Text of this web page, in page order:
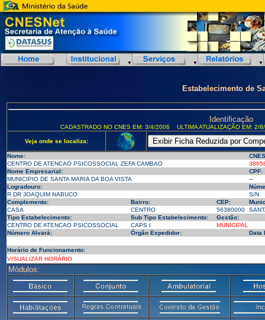
Estabelecimento de
Identificação
CADASTRADO NO CNES EM: 3/4/2006 ULTIMA ATUALIZAÇÃO EM:
Veja onde se localiza:
Nome:
CENTRO DE ATENCAO PSICOSSOCIAL ZEFA CAMBAO
Nome Empresarial:
CPF:
MUNICIPIO DE SANTA MARIA DA BOA VISTA
--
Logradouro:
R DR JOAQUIM NABUCO
S/N
Complemento:
Bairro: CEP:
CASA
CENTRO 56380000
Tipo Estabelecimento:
Sub Tipo Estabelecimento:
Gestão:
CENTRO DE ATENCAO PSICOSSOCIAL
CAPS I
MUNICIPAL
Número Alvará:
Órgão Expedidor: Data
Horário de Funcionamento:
VISUALIZAR HORÁRIO
Módulos: